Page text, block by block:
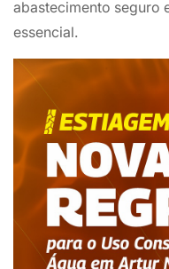
abastecimento seguro
essencial.